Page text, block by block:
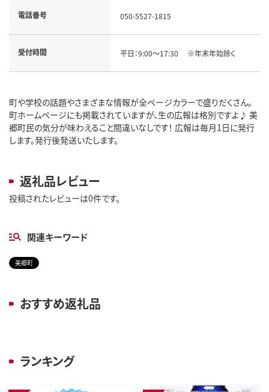
電話番号 050-5527-1815
受付時間 平日：9:00～17:30 ※年末年始除く
町や学校の話題やさまざまな情報が全ページカラーで盛りだくさん。
町ホームページにも掲載されていますが、生の広報は格別ですよ♪ 美
郷町民の気分が味わえること間違いなしです！ 広報は毎月1日に発行
します。発行後発送いたします。
返礼品レビュー
投稿されたレビューは0件です。
関連キーワード
美郷町
おすすめ返礼品
ランキング